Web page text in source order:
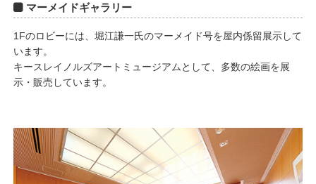
マーメイドギャラリー
1Fのロビーには、堀江謙一氏のマーメイド号を屋内係留展示して
います。
キースレイノルズアートミュージアムとして、多数の絵画を展
示・販売しています。